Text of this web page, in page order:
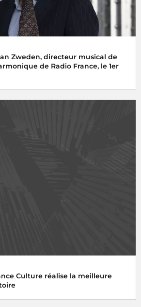
Zweden, directeur musical de
de Radio France, le 1er
Culture réalise la meilleure